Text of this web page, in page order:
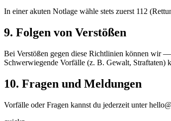
In einer akuten Notlage wähle stets zuerst 112
9. Folgen von Verstößen
Bei Verstößen gegen diese Richtlinien können wir
Schwerwiegende Vorfälle (z. B. Gewalt, Straftaten)
10. Fragen und Meldungen
Vorfälle oder Fragen kannst du jederzeit unter